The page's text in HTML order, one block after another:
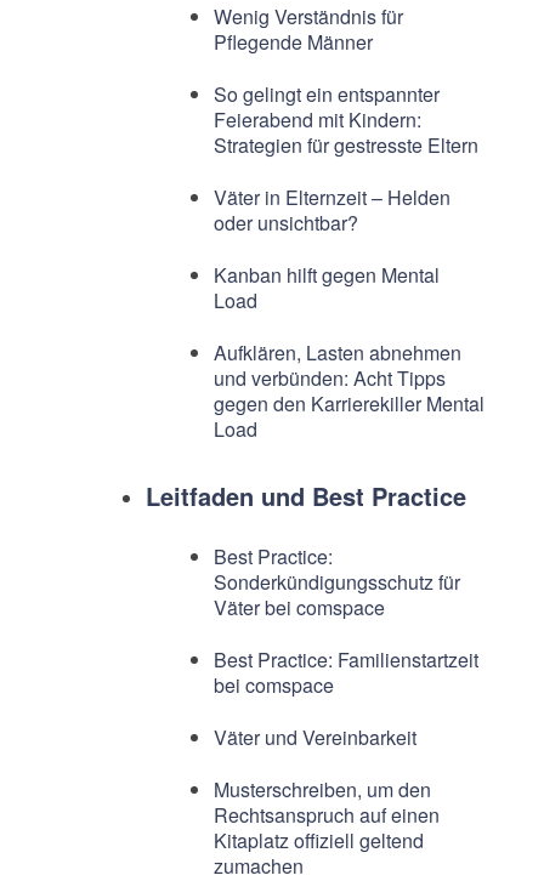
Wenig Verständnis für
Pflegende Männer
So gelingt ein entspannter
Feierabend mit Kindern:
Strategien für gestresste Eltern
Väter in Elternzeit – Helden
oder unsichtbar?
Kanban hilft gegen Mental
Load
Aufklären, Lasten abnehmen
und verbünden: Acht Tipps
gegen den Karrierekiller Mental
Load
Leitfaden und Best Practice
Best Practice:
Sonderkündigungsschutz für
Väter bei comspace
Best Practice: Familienstartzeit
bei comspace
Väter und Vereinbarkeit
Musterschreiben, um den
Rechtsanspruch auf einen
Kitaplatz offiziell geltend
zumachen